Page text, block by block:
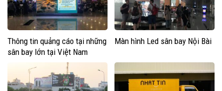
Thông tin quảng cáo tại những
sân bay lớn tại Việt Nam
Màn hình Led sân bay Nội Bài